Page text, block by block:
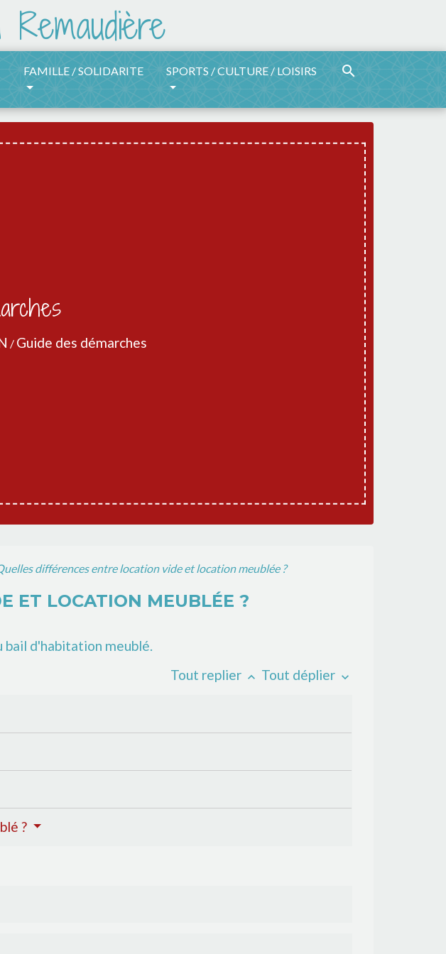
FAMILLE / SOLIDARITE SPORTS / CULTURE / LOISIRS search
/ Guide des démarches
différences entre location vide et location meublée ?
ET LOCATION MEUBLÉE ?
bail d'habitation meublé.
Tout replier keyboard_arrow_up Tout déplier keyboard_arrow_down
?